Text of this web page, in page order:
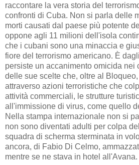
raccontare la vera storia del
confronti di Cuba. Non si parla delle
morti causati dal paese più potente
oppone agli 11 milioni dell'isola
che i cubani sono una minaccia e
fiore del terrorismo americano. È
persiste un accanimento omicida nei
delle sue scelte che, oltre al
attraverso azioni terroristiche che
attività commerciali, le strutture
all'immissione di virus, come quello
Nella stampa internazionale non si
non sono diventati adulti per colpa
squadra di scherma sterminata in
ancora, di Fabio Di Celmo,
mentre se ne stava in hotel all'Avana.